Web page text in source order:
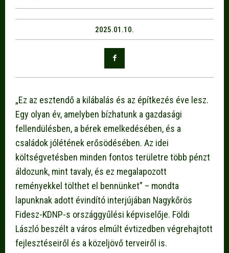
2025.01.10.
„Ez az esztendő a kilábalás és az építkezés éve lesz.
Egy olyan év, amelyben bízhatunk a gazdasági
fellendülésben, a bérek emelkedésében, és a
családok jólétének erősödésében. Az idei
költségvetésben minden fontos területre több pénzt
áldozunk, mint tavaly, és ez megalapozott
reményekkel tölthet el bennünket” – mondta
lapunknak adott évindító interjújában Nagykőrös
Fidesz-KDNP-s országgyűlési képviselője. Földi
László beszélt a város elmúlt évtizedben végrehajtott
fejlesztéseiről és a közeljövő terveiről is.